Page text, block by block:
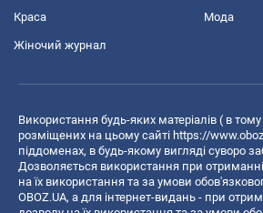
Краса Мода
Жіночий журнал
Використання будь-яких матеріалів ( в тому
розміщених на цьому сайті https://
піддоменах, в будь-якому вигляді суворо
Дозволяється використання при
на їх використання та за умови
OBOZ.UA, а для інтернет-видань - при